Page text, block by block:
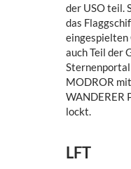
der USO teil.
das
eingespielten
auch Teil der
MODROR
WANDERER
lockt.
LFT